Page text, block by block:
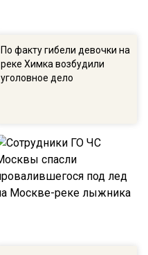
По факту гибели девочки на
реке Химка возбудили
уголовное дело